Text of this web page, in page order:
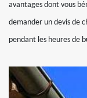
avantages dont vous
demander un devis de
pendant les heures de